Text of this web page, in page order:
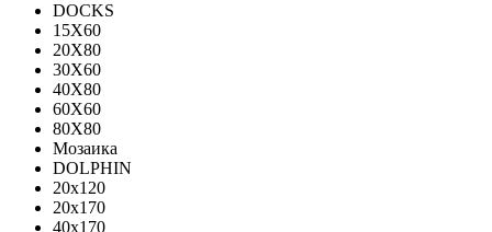
DOCKS
15X60
20X80
30X60
40X80
60X60
80X80
Мозаика
DOLPHIN
20x120
20x170
40x170